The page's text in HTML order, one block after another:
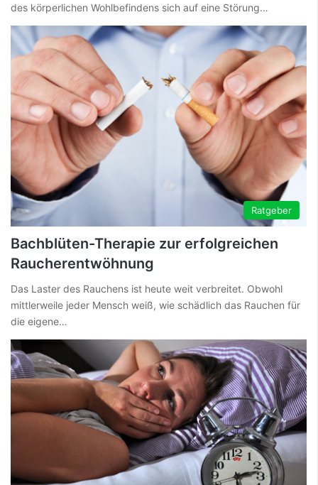
des körperlichen Wohlbefindens sich auf eine Störung…
Ratgeber
Bachblüten-Therapie zur erfolgreichen
Raucherentwöhnung
Das Laster des Rauchens ist heute weit verbreitet. Obwohl
mittlerweile jeder Mensch weiß, wie schädlich das Rauchen für
die eigene…